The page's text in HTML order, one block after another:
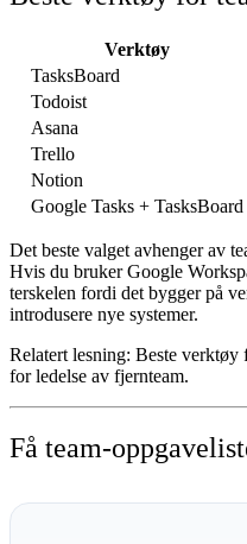
Verktøy
TasksBoard
Todoist
Asana
Trello
Notion
Google Tasks + TasksBoard
Det beste valget avhenger av
Hvis du bruker Google
terskelen fordi det bygger på
introdusere nye systemer.
Relatert lesning: Beste
for ledelse av fjernteam.
Få team-